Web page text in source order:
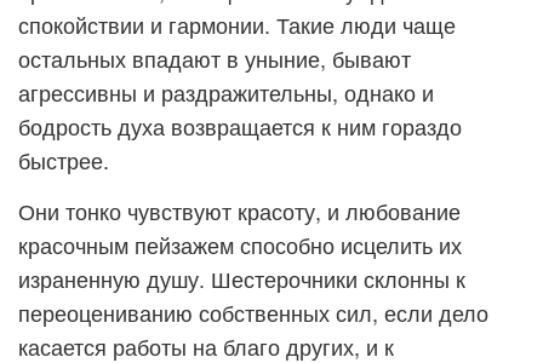
спокойствии и гармонии. Такие люди чаще
остальных впадают в уныние, бывают
агрессивны и раздражительны, однако и
бодрость духа возвращается к ним гораздо
быстрее.
Они тонко чувствуют красоту, и любование
красочным пейзажем способно исцелить их
израненную душу. Шестерочники склонны к
переоцениванию собственных сил, если дело
касается работы на благо других, и к